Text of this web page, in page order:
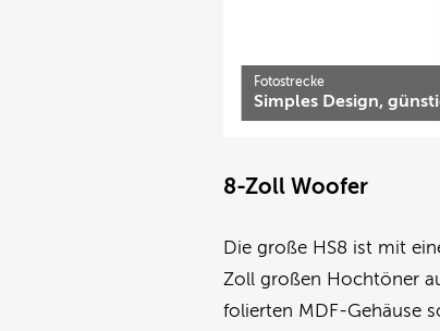
Fotostrecke
Simples Design,
8-Zoll Woofer
Die große HS8 ist mit
Zoll großen Hochtöner
folierten MDF-Gehäuse